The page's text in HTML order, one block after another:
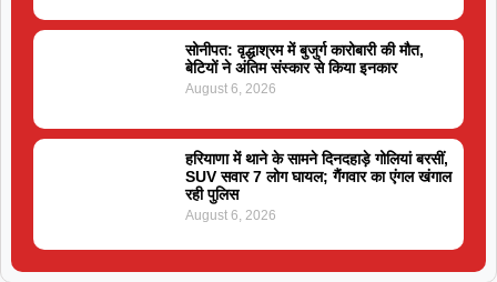
सोनीपत: वृद्धाश्रम में बुजुर्ग कारोबारी की मौत,
बेटियों ने अंतिम संस्कार से किया इनकार
August 6, 2026
हरियाणा में थाने के सामने दिनदहाड़े गोलियां बरसीं,
SUV सवार 7 लोग घायल; गैंगवार का एंगल खंगाल
रही पुलिस
August 6, 2026